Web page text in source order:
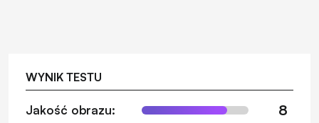
WYNIK TESTU
Jakość obrazu: 8